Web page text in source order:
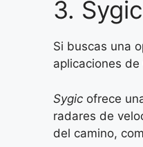
3.
Si buscas una
aplicaciones
Sygic ofrece
radares de
del camino,